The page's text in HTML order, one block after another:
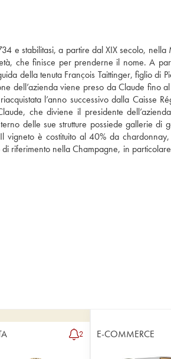
e stabilitasi, a partire dal XIX secolo, nella
che finisce per prenderne il nome. A
della tenuta François Taittinger, figlio di
dell’azienda viene preso da Claude fino
l’anno successivo dalla Caisse
che diviene il presidente
delle sue strutture possiede gallerie di
è costituito al 40% da
riferimento nella Champagne, in
2 E-COMMERCE